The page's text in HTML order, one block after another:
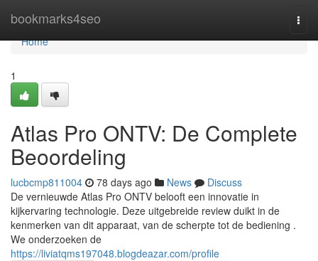
bookmarks4seo
Home
Home
1
Atlas Pro ONTV: De Complete
Beoordeling
lucbcmp811004 78 days ago News
Discuss
De vernieuwde Atlas Pro ONTV belooft een innovatie in
kijkervaring technologie. Deze uitgebreide review duikt in de
kenmerken van dit apparaat, van de scherpte tot de bediening .
We onderzoeken de
https://liviatqms197048.blogdeazar.com/profile